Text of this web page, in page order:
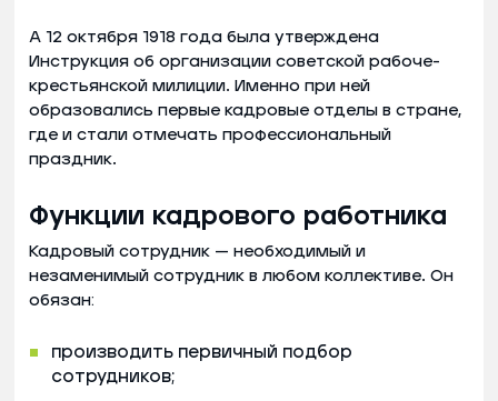
А 12 октября 1918 года была утверждена
Инструкция об организации советской рабоче-
крестьянской милиции. Именно при ней
образовались первые кадровые отделы в стране,
где и стали отмечать профессиональный
праздник.
Функции кадрового работника
Кадровый сотрудник — необходимый и
незаменимый сотрудник в любом коллективе. Он
обязан:
⁠⁠производить первичный подбор
сотрудников;